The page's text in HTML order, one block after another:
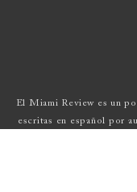
El Miami Review es un
escritas en español por